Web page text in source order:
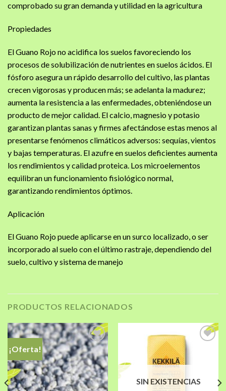
comprobado su gran demanda y utilidad en la agricultura
Propiedades
El Guano Rojo no acidifica los suelos favoreciendo los
procesos de solubilización de nutrientes en suelos ácidos. El
fósforo asegura un rápido desarrollo del cultivo, las plantas
crecen vigorosas y producen más; se adelanta la madurez;
aumenta la resistencia a las enfermedades, obteniéndose un
producto de mejor calidad. El calcio, magnesio y potasio
garantizan plantas sanas y firmes afectándose estas menos al
presentarse fenómenos climáticos adversos: sequías, vientos
y bajas temperaturas. El azufre en suelos deficientes aumenta
los rendimientos y calidad proteica. Los microelementos
equilibran un funcionamiento fisiológico normal,
garantizando rendimientos óptimos.
Aplicación
El Guano Rojo puede aplicarse en un surco localizado, o ser
incorporado al suelo con el último rastraje, dependiendo del
suelo, cultivo y sistema de manejo
PRODUCTOS RELACIONADOS
¡Oferta!
Añadir
a la
lista de
deseos
lista de
SIN EXISTENCIAS